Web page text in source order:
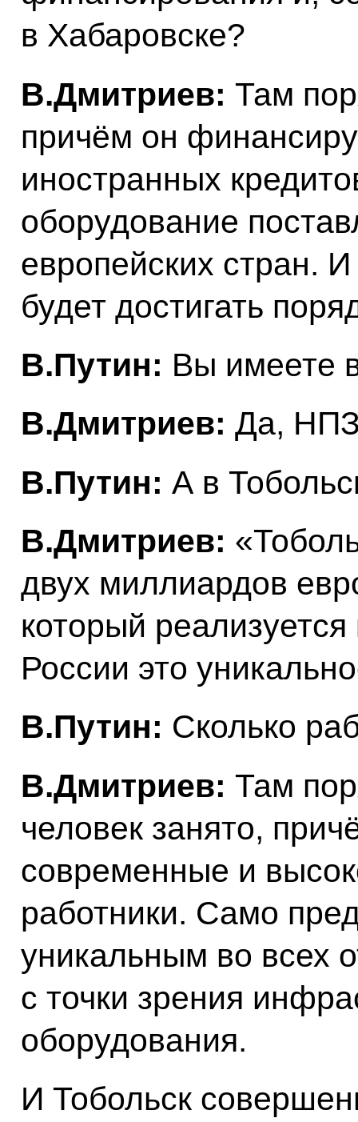
в Хабаровске?
В.Дмитриев: Там
причём он
иностранных
оборудование
европейских стран.
будет достигать
В.Путин: Вы имеете
В.Дмитриев: Да,
В.Путин: А в
В.Дмитриев:
двух миллиардов
который
России это
В.Путин: Сколько
В.Дмитриев: Там
человек занято,
современные и
работники. Само
уникальным во всех
с точки зрения
оборудования.
И Тобольск